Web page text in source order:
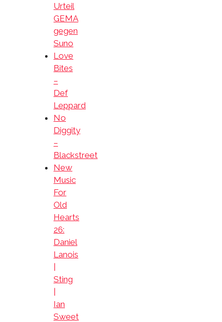
Urteil
GEMA
gegen
Suno
Love
Bites
–
Def
Leppard
No
Diggity
–
Blackstreet
New
Music
For
Old
Hearts
26:
Daniel
Lanois
|
Sting
|
Ian
Sweet